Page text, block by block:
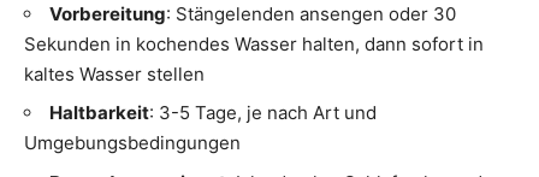
Vorbereitung: Stängelenden ansengen oder 30
Sekunden in kochendes Wasser halten, dann sofort in
kaltes Wasser stellen
Haltbarkeit: 3-5 Tage, je nach Art und
Umgebungsbedingungen